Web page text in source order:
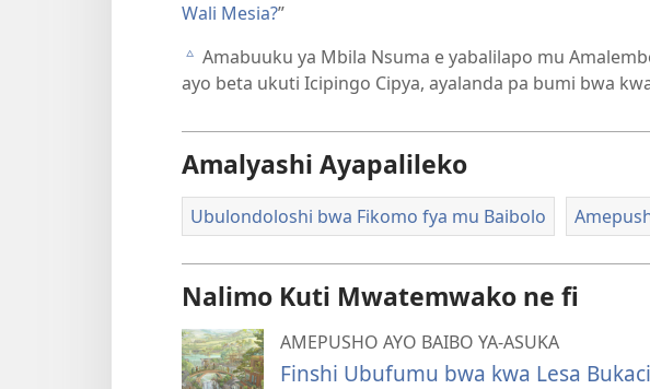
Wali Mesia?”
c Amabuuku ya Mbila Nsuma e yabalilapo mu
ayo beta ukuti Icipingo Cipya, ayalanda pa bumi bwa
Amalyashi Ayapalileko
Ubulondoloshi bwa Fikomo fya mu Baibolo
Nalimo Kuti Mwatemwako ne fi
AMEPUSHO AYO BAIBO YA-ASUKA
Finshi Ubufumu bwa kwa Lesa